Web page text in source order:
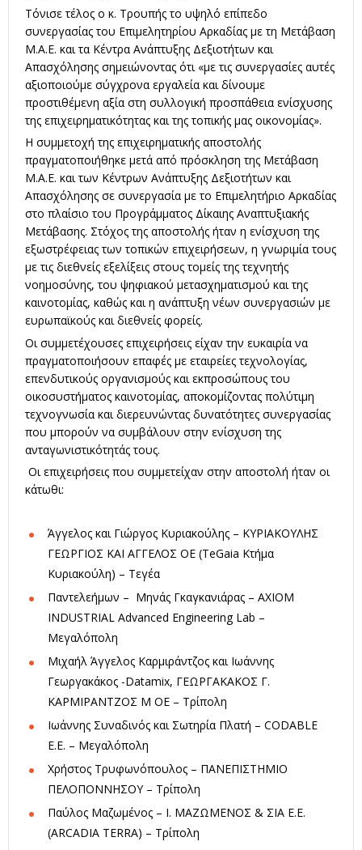
Τόνισε τέλος ο κ. Τρουπής το υψηλό επίπεδο
συνεργασίας του Επιμελητηρίου Αρκαδίας με τη Μετάβαση
Μ.Α.Ε. και τα Κέντρα Ανάπτυξης Δεξιοτήτων και
Απασχόλησης σημειώνοντας ότι «με τις συνεργασίες αυτές
αξιοποιούμε σύγχρονα εργαλεία και δίνουμε
προστιθέμενη αξία στη συλλογική προσπάθεια ενίσχυσης
της επιχειρηματικότητας και της τοπικής μας οικονομίας».
Η συμμετοχή της επιχειρηματικής αποστολής
πραγματοποιήθηκε μετά από πρόσκληση της Μετάβαση
Μ.Α.Ε. και των Κέντρων Ανάπτυξης Δεξιοτήτων και
Απασχόλησης σε συνεργασία με το Επιμελητήριο Αρκαδίας
στο πλαίσιο του Προγράμματος Δίκαιης Αναπτυξιακής
Μετάβασης. Στόχος της αποστολής ήταν η ενίσχυση της
εξωστρέφειας των τοπικών επιχειρήσεων, η γνωριμία τους
με τις διεθνείς εξελίξεις στους τομείς της τεχνητής
νοημοσύνης, του ψηφιακού μετασχηματισμού και της
καινοτομίας, καθώς και η ανάπτυξη νέων συνεργασιών με
ευρωπαϊκούς και διεθνείς φορείς.
Οι συμμετέχουσες επιχειρήσεις είχαν την ευκαιρία να
πραγματοποιήσουν επαφές με εταιρείες τεχνολογίας,
επενδυτικούς οργανισμούς και εκπροσώπους του
οικοσυστήματος καινοτομίας, αποκομίζοντας πολύτιμη
τεχνογνωσία και διερευνώντας δυνατότητες συνεργασίας
που μπορούν να συμβάλουν στην ενίσχυση της
ανταγωνιστικότητάς τους.
Οι επιχειρήσεις που συμμετείχαν στην αποστολή ήταν οι
κάτωθι:
Άγγελος και Γιώργος Κυριακούλης – ΚΥΡΙΑΚΟΥΛΗΣ
ΓΕΩΡΓΙΟΣ ΚΑΙ ΑΓΓΕΛΟΣ ΟΕ (TeGaia Κτήμα
Κυριακούλη) – Τεγέα
Παντελεήμων – Μηνάς Γκαγκανιάρας – AXIOM
INDUSTRIAL Advanced Engineering Lab –
Μεγαλόπολη
Μιχαήλ Άγγελος Καρμιράντζος και Ιωάννης
Γεωργακάκος -Datamix, ΓΕΩΡΓΑΚΑΚΟΣ Γ.
ΚΑΡΜΙΡΑΝΤΖΟΣ Μ ΟΕ – Τρίπολη
Ιωάννης Συναδινός και Σωτηρία Πλατή – CODABLE
E.E. – Μεγαλόπολη
Χρήστος Τρυφωνόπουλος – ΠΑΝΕΠΙΣΤΗΜΙΟ
ΠΕΛΟΠΟΝΝΗΣΟΥ – Τρίπολη
Παύλος Μαζωμένος – Ι. ΜΑΖΩΜΕΝΟΣ & ΣΙΑ Ε.Ε.
(ARCADIA TERRA) – Τρίπολη